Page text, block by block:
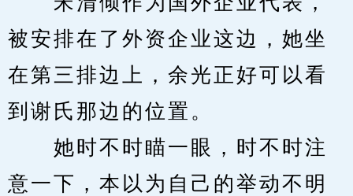
被安排在了外资企业这边，她坐
在第三排边上，余光正好可以看
到谢氏那边的位置。
她时不时瞄一眼，时不时注
意一下，本以为自己的举动不明